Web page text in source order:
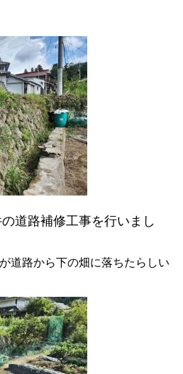
道路補修工事を行いまし
道路から下の畑に落ちたらしい